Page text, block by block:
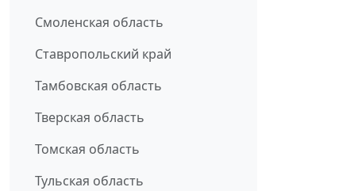
Смоленская область
Ставропольский край
Тамбовская область
Тверская область
Томская область
Тульская область